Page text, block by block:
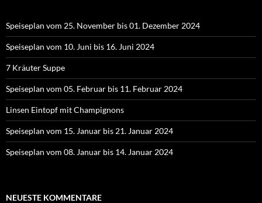
Speiseplan vom 25. November bis 01. Dezember 2024
Speiseplan vom 10. Juni bis 16. Juni 2024
7 Kräuter Suppe
Speiseplan vom 05. Februar bis 11. Februar 2024
Linsen Eintopf mit Champignons
Speiseplan vom 15. Januar bis 21. Januar 2024
Speiseplan vom 08. Januar bis 14. Januar 2024
NEUESTE KOMMENTARE